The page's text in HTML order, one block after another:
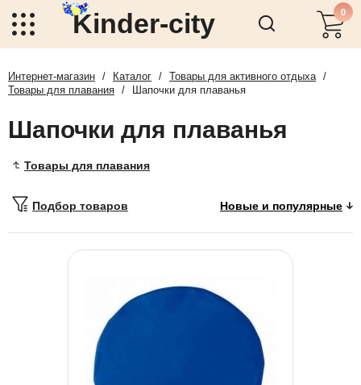
Kinder-city 0
Интернет-магазин / Каталог / Товары для активного отдыха /
Товары для плавания / Шапочки для плаванья
Шапочки для плаванья
Товары для плавания
Подбор товаров